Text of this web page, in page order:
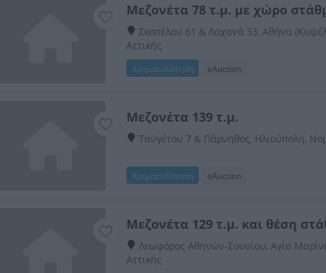
Μεζονέτα 78 τ.μ. με χώρο
Σκοπέλου 61 & Λαχανά 33, Αθήνα
Αττικής
Χρηματοδότηση eAuction
Μεζονέτα 139 τ.μ.
Ταϋγέτου 7 & Πάρνηθος, Ηλιούπολη,
Χρηματοδότηση eAuction
Μεζονέτα 129 τ.μ. και θέση
Λεωφόρος Αθηνών-Σουνίου, Αγία
Αττικής